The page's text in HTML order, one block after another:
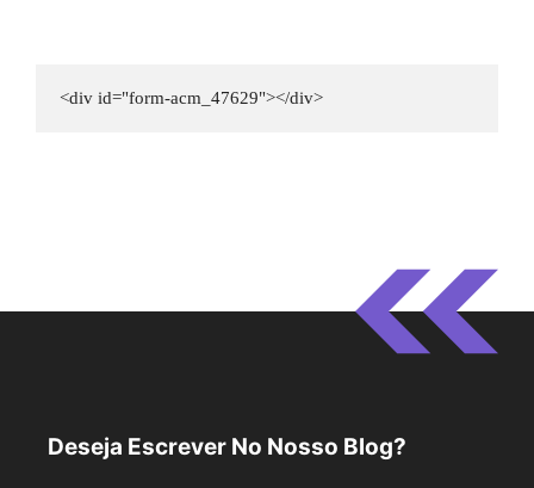
<div id="form-acm_47629"></div>
Deseja Escrever No Nosso Blog?